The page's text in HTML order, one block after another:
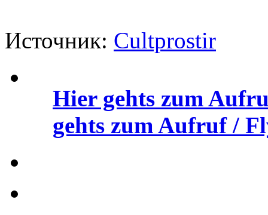
Источник: Cultprostir
Hier gehts zum
gehts zum Aufruf /